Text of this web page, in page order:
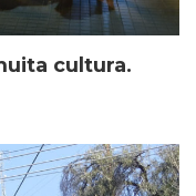
cultura.